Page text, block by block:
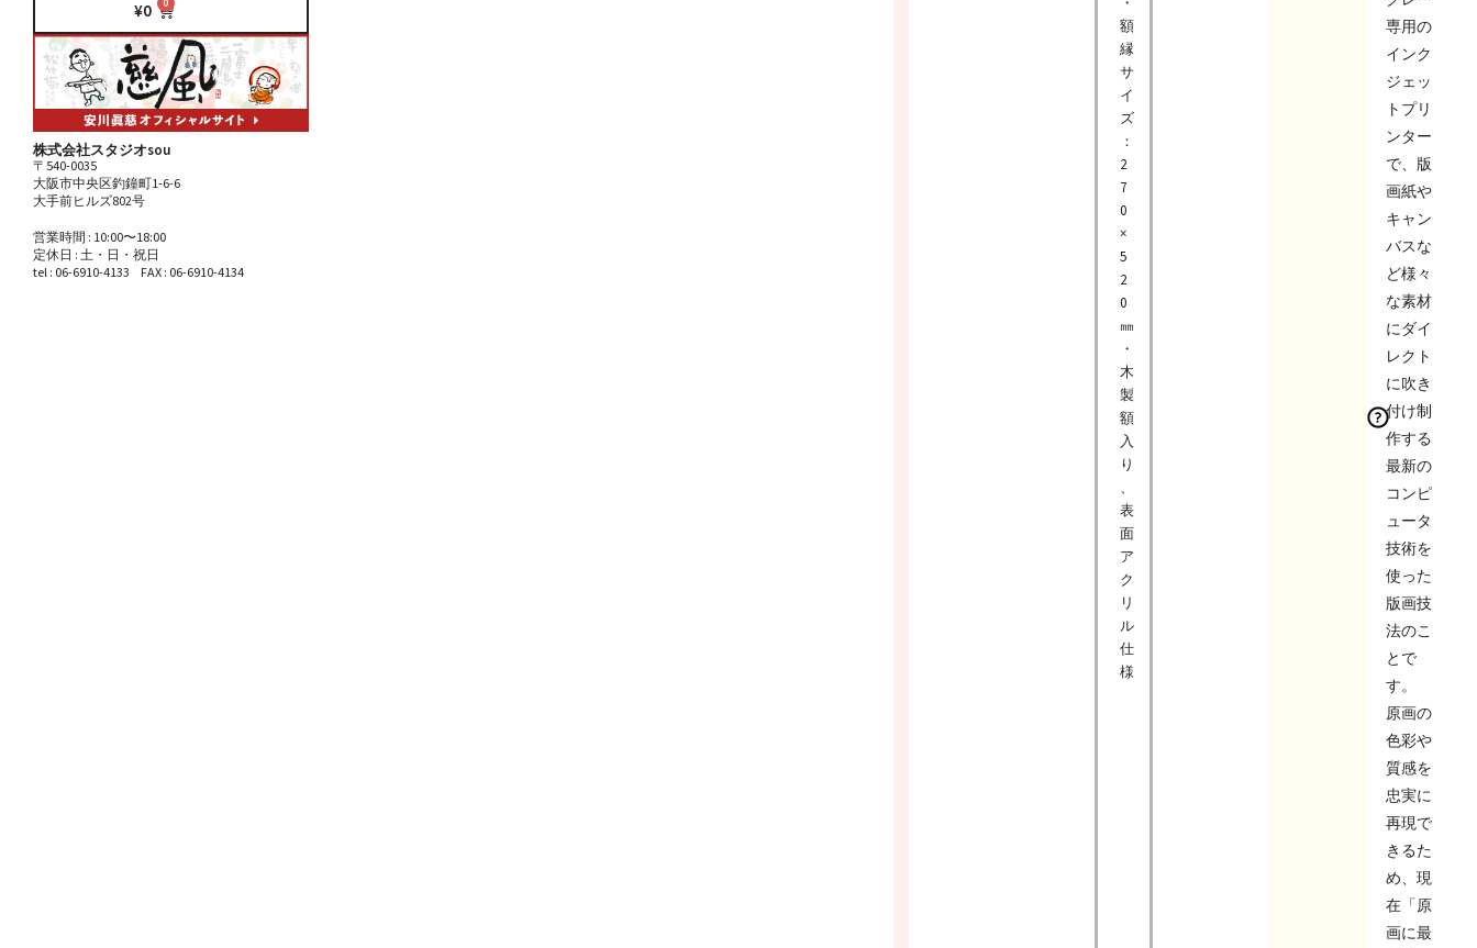
¥0
株式会社スタジオsou
〒540-0035
大阪市中央区釣鐘町1-6-6
大手前ヒルズ802号
営業時間 : 10:00〜18:00
定休日 : 土・日・祝日
tel : 06-6910-4133 FAX : 06-6910-4134
額
縁
サ
イ
ズ
：
2
7
0
×
5
2
0
㎜
・
木
製
額
入
り
、
表
面
ア
ク
リ
ル
仕
様
専用の
インク
ジェッ
トプリ
ンター
で、版
画紙や
キャン
バスな
ど様々
な素材
にダイ
レクト
に吹き
付け制
作する
最新の
コンピ
ュータ
技術を
使った
版画技
法のこ
とで
す。
原画の
色彩や
質感を
忠実に
再現で
きるた
め、現
在「原
画に最